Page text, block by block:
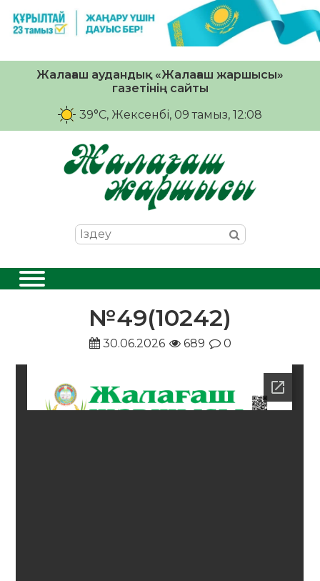
Жалағаш аудандық «Жалағаш жаршысы»
газетінің сайты
39°C, Жексенбі, 09 тамыз, 12:08
№49(10242)
30.06.2026 689 0